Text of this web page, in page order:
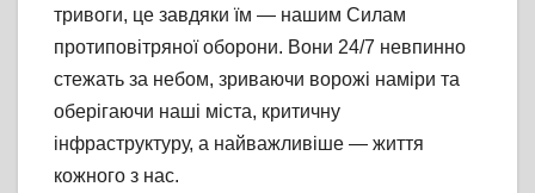
тривоги, це завдяки їм — нашим Силам
протиповітряної оборони. Вони 24/7 невпинно
стежать за небом, зриваючи ворожі наміри та
оберігаючи наші міста, критичну
інфраструктуру, а найважливіше — життя
кожного з нас.